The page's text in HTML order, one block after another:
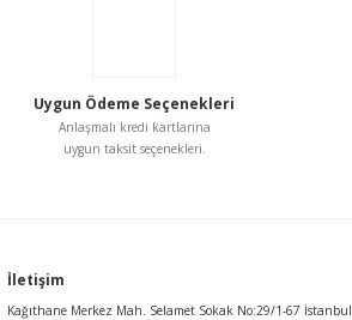
Uygun Ödeme Seçenekleri
Anlaşmalı kredi kartlarına
uygun taksit seçenekleri.
İletişim
Kağıthane Merkez Mah. Selamet Sokak No:29/1-67 İstanbul